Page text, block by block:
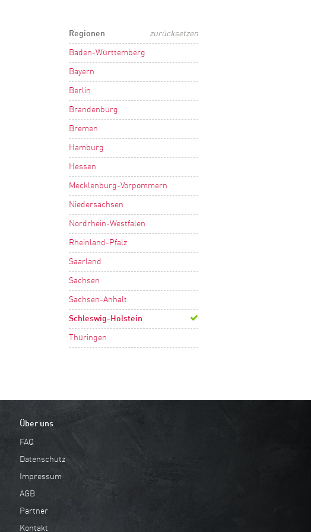
zurücksetzen
Regionen
Baden-Württemberg
Bayern
Berlin
Brandenburg
Bremen
Hamburg
Hessen
Mecklenburg-Vorpommern
Niedersachsen
Nordrhein-Westfalen
Rheinland-Pfalz
Saarland
Sachsen
Sachsen-Anhalt
Schleswig-Holstein
Thüringen
Über uns
FAQ
Datenschutz
Impressum
AGB
Partner
Kontakt